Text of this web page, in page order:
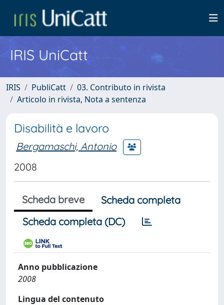
IRIS UniCatt
IRIS PubliCatt
03. Contributo in rivista
Articolo in rivista, Nota a sentenza
Disabilità e lavoro
Bergamaschi, Antonio
2008
Scheda breve
Scheda completa
Scheda completa (DC)
Anno pubblicazione
2008
Lingua del contenuto